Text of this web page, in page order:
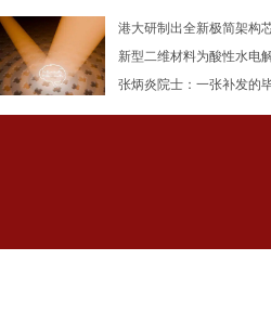
港大研制出全新极简架构
新型二维材料为酸性水电
张炳炎院士：一张补发的